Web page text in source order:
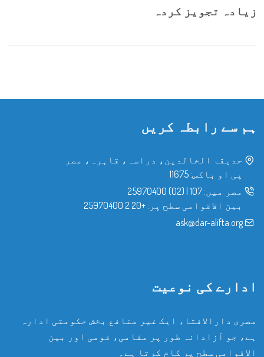
زیادہ تجویز کردہ
ہم سے رابطہ کریں
حدیقۃ الخالدین، دراسہ، قاہرہ، مصر
پی او باکس: 11675
مصر میں: 107
|
(02) 25970400
بین الاقوامی سطح پر: +20 2 25970400
ask@dar-alifta.org
ادارے کی نوعیت
مصری دارالافتاء ایک غیر منافع بخش حکومتی ادارہ
ہے، جو آزادانہ طور پر مقامی، قومی اور بین
الاقوامی سطح پر کام کرتا ہے۔